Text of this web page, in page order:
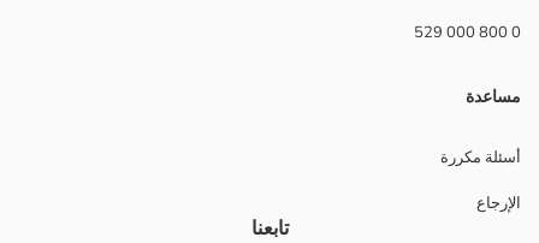
0 800 000 529
مساعدة
أسئلة مكررة
الإرجاع
تابعنا